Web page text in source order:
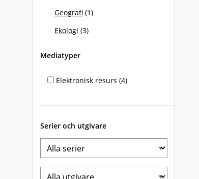
Geografi (1)
Ekologi (3)
Mediatyper
Elektronisk resurs (4)
Serier och utgivare